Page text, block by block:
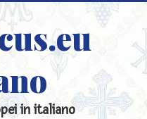
in italiano